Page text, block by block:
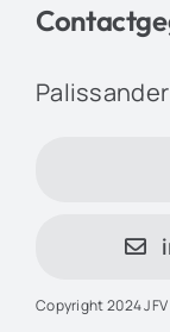
Copyright 2024